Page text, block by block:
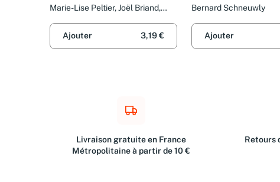
Marie-Lise Peltier, Joël Briand,
Vergnes
Ajouter 3,19 €
approfondissements
Bernard Schneuwly
Ajouter
Livraison gratuite en France
Métropolitaine à partir de 10 €
Retours